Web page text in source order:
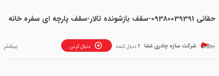
حقانی 09380039391-سقف بازشونده تالار-سقف پارچه ای سفره خانه
شرکت سازه چادری غشا دنبال کردن 4 دنبال کننده